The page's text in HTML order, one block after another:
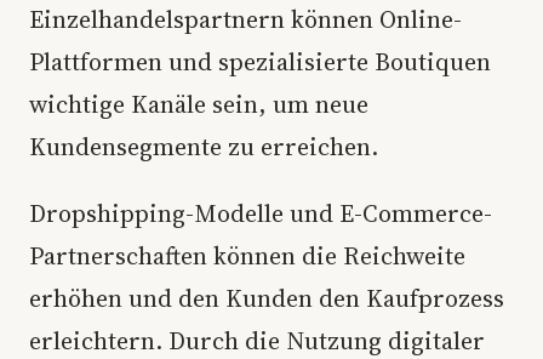
Einzelhandelspartnern können Online-
Plattformen und spezialisierte Boutiquen
wichtige Kanäle sein, um neue
Kundensegmente zu erreichen.
Dropshipping-Modelle und E-Commerce-
Partnerschaften können die Reichweite
erhöhen und den Kunden den Kaufprozess
erleichtern. Durch die Nutzung digitaler